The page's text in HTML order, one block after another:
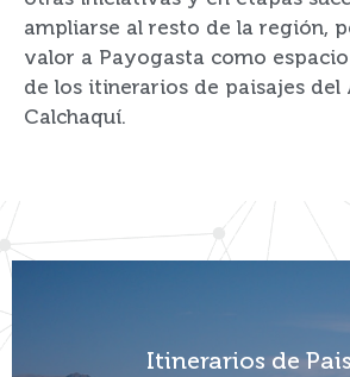
ampliarse al resto de la región,
valor a Payogasta como
de los itinerarios de paisajes del
Calchaquí.
Itinerarios de
Itinerarios de